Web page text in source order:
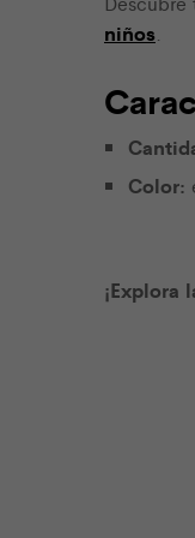
niños.
Color:
¡Explora